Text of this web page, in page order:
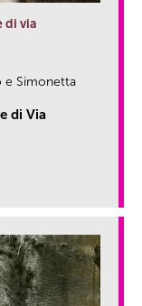
di via
e Simonetta
di Via